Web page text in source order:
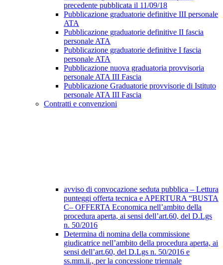
precedente pubblicata il 11/09/18
Pubblicazione graduatorie definitive III personale
ATA
Pubblicazione graduatorie definitive II fascia
personale ATA
Pubblicazione graduatorie definitive I fascia
personale ATA
Pubblicazione nuova graduatoria provvisoria
personale ATA III Fascia
Pubblicazione Graduatorie provvisorie di Istituto
personale ATA III Fascia
Contratti e convenzioni
avviso di convocazione seduta pubblica – Lettura
punteggi offerta tecnica e APERTURA “BUSTA
C– OFFERTA Economica nell’ambito della
procedura aperta, ai sensi dell’art.60, del D.Lgs
n. 50/2016
Determina di nomina della commissione
giudicatrice nell’ambito della procedura aperta, ai
sensi dell’art.60, del D.Lgs n. 50/2016 e
ss.mm.ii., per la concessione triennale